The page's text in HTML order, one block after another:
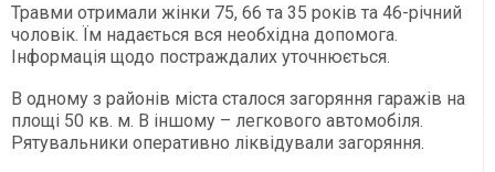
Травми отримали жінки 75, 66 та 35 років та 46-річний
чоловік. Їм надається вся необхідна допомога.
Інформація щодо постраждалих уточнюється.
В одному з районів міста сталося загоряння гаражів на
площі 50 кв. м. В іншому – легкового автомобіля.
Рятувальники оперативно ліквідували загоряння.